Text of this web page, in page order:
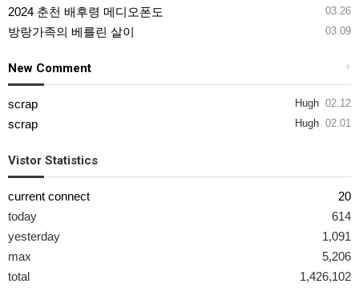
03.26
2024 춘천 배후령 메디오폰도
03.09
방랑가족의 베를린 살이
+
New Comment
Hugh 02.12
scrap
Hugh 02.01
scrap
Vistor Statistics
current connect
20
today
614
yesterday
1,091
max
5,206
total
1,426,102